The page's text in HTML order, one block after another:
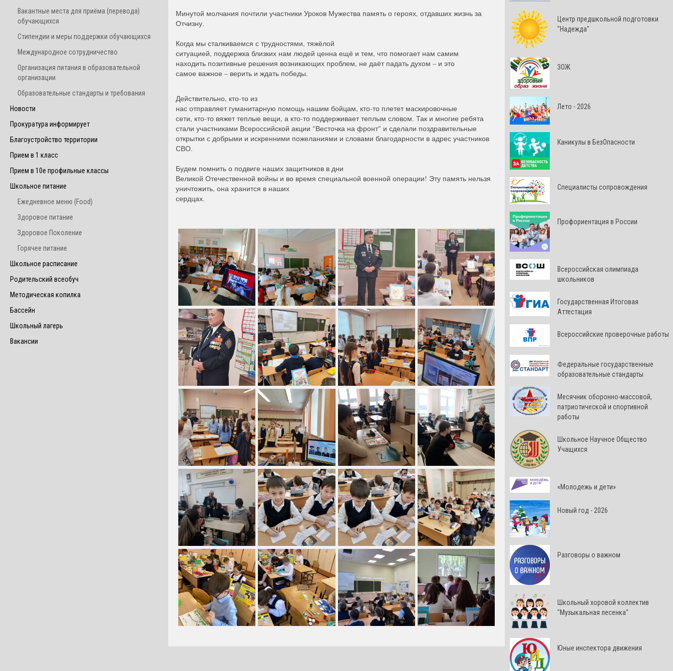
Вакантные места для приёма (перевода)
обучающихся
Стипендии и меры поддержки обучающихся
Международное сотрудничество
Организация питания в образовательной
организации
Образовательные стандарты и требования
Новости
Прокуратура информирует
Благоустройство территории
Прием в 1 класс
Прием в 10е профильные классы
Школьное питание
Ежедневное меню (Food)
Здоровое питание
Здоровое Поколение
Горячее питание
Школьное расписание
Родительский всеобуч
Методическая копилка
Бассейн
Школьный лагерь
Вакансии
Минутой молчания почтили участники Уроков Мужества память о героях, отдавших жизнь за
Отчизну.
Когда мы сталкиваемся с трудностями, тяжёлой
ситуацией, поддержка близких нам людей ценна ещё и тем, что помогает нам самим
находить позитивные решения возникающих проблем, не даёт падать духом – и это
самое важное – верить и ждать победы.
Действительно, кто-то из
нас отправляет гуманитарную помощь нашим бойцам, кто-то плетет маскировочные
сети, кто-то вяжет теплые вещи, а кто-то поддерживает теплым словом. Так и многие ребята
стали участниками Всероссийской акции "Весточка на фронт" и сделали поздравительные
открытки с добрыми и искренними пожеланиями и словами благодарности в адрес участников
СВО.
Будем помнить о подвиге наших защитников в дни
Великой Отечественной войны и во время специальной военной операции! Эту память нельзя
уничтожить, она хранится в наших
сердцах.
Центр предшкольной подготовки
"Надежда"
ЗОЖ
Лето - 2026
Каникулы в БезОпасности
Специалисты сопровождения
Профориентация в России
Всероссийская олимпиада
школьников
Государственная Итоговая
Аттестация
Всероссийские проверочные работы
Федеральные государственные
образовательные стандарты
Месячник оборонно-массовой,
патриотической и спортивной
работы
Школьное Научное Общество
Учащихся
«Молодежь и дети»
Новый год - 2026
Разговоры о важном
Школьный хоровой коллектив
"Музыкальная лесенка"
Юные инспектора движения